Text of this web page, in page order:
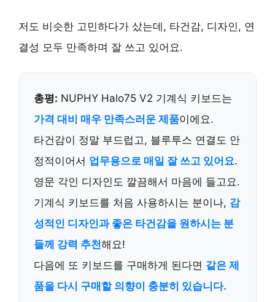
저도 비슷한 고민하다가 샀는데, 타건감, 디자인, 연
결성 모두 만족하며 잘 쓰고 있어요.
총평: NUPHY Halo75 V2 기계식 키보드는
가격 대비 매우 만족스러운 제품이에요.
타건감이 정말 부드럽고, 블루투스 연결도 안
정적이어서 업무용으로 매일 잘 쓰고 있어요.
영문 각인 디자인도 깔끔해서 마음에 들고요.
기계식 키보드를 처음 사용하시는 분이나, 감
성적인 디자인과 좋은 타건감을 원하시는 분
들께 강력 추천해요!
다음에 또 키보드를 구매하게 된다면 같은 제
품을 다시 구매할 의향이 충분히 있습니다.